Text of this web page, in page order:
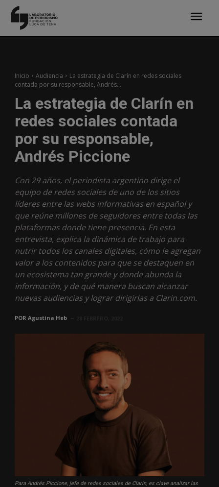
Inicio Audiencia
La estrategia de Clarín en redes sociales
contada por su responsable, Andrés...
La estrategia de Clarín en
redes sociales contada
por su responsable,
Andrés Piccione
Con 29 años, el periodista argentino dirige el
equipo de redes sociales de uno de los sitios
líderes entre las webs informativas en español y
que reúne millones de seguidores entre todas las
plataformas donde tiene presencia. En esta
entrevista, explica la dinámica de trabajo para
nutrir todos los canales digitales, cómo le agregan
valor a los contenidos para que se destaquen en
un ecosistema tan grande y donde abunda la
información, y de qué manera buscan alcanzar
nuevas audiencias y lograr dirigirlas a Clarin.com.
POR Agustina Heb
Para Andrés Piccione, jefe de redes sociales de Clarín, es clave analizar las